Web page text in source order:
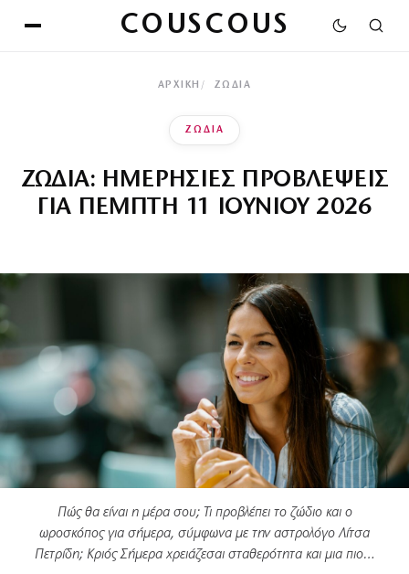
COUSCOUS
ΑΡΧΙΚΉ ΖΩΔΙΑ
ΖΩΔΙΑ
ΖΩΔΙΑ: ΗΜΕΡΗΣΙΕΣ ΠΡΟΒΛΕΨΕΙΣ
ΓΙΑ ΠΕΜΠΤΗ 11 ΙΟΥΝΙΟΥ 2026
Πώς θα είναι η μέρα σου; Τι προβλέπει το ζώδιο και ο
ωροσκόπος για σήμερα, σύμφωνα με την αστρολόγο Λίτσα
Πετρίδη; Κριός Σήμερα χρειάζεσαι σταθερότητα και μια πιο…